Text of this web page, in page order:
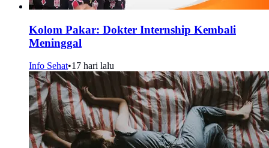
Kolom Pakar: Dokter Internship Kembali
Meninggal
Info Sehat•17 hari lalu